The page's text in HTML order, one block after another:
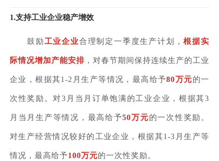
1.支持工业企业稳产增效
鼓励工业企业合理制定一季度生产计划，根据实
际情况增加产能安排 ，对春节期间保持连续生产的工业
企业，根据其1-2 月生产等情况，最高给予80万元的一
次性奖励。对3 月当月订单饱满的工业企业，根据其3
月当月生产等情况，最高给予50万元的一次性奖励。
对生产经营情况较好的工业企业，根据其1-3 月生产等
情况，最高给予100万元的一次性奖励。